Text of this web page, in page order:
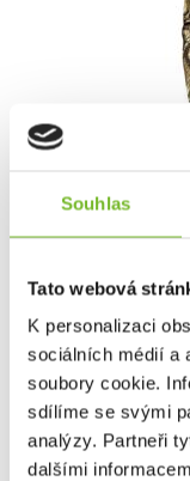
Souhlas
Tato webová
K personalizaci
sociálních médií a
soubory cookie.
sdílíme se svými
analýzy. Partneři
dalšími
Triko